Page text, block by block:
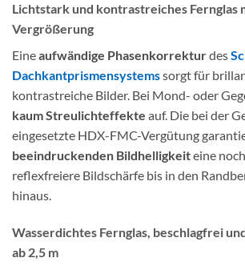
Lichtstark und kontrastreiches Fernglas
Vergrößerung
Eineaufwändige Phasenkorrekturdes
Dachkantprismensystemssorgt für
kontrastreiche Bilder. Bei Mond- oder
kaum Streulichteffekte auf. Die bei der
eingesetzte HDX-FMC-Vergütung
beeindruckenden Bildhelligkeiteine
reflexfreiere Bildschärfe bis in den
hinaus.
Wasserdichtes Fernglas, beschlagfrei
ab 2,5 m